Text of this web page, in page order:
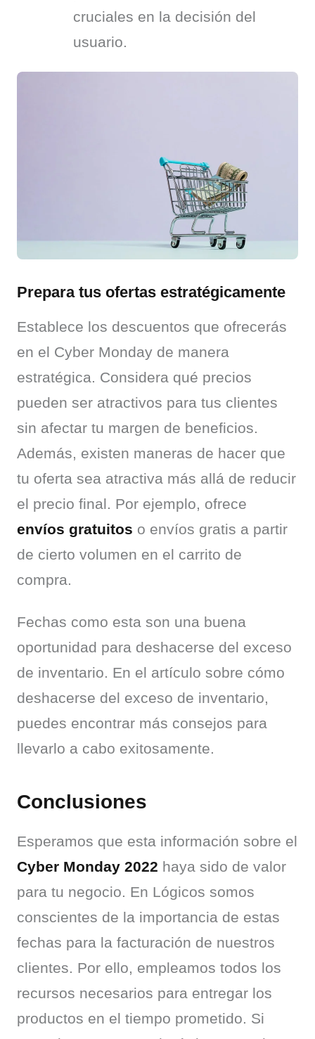
cruciales en la decisión del
usuario.
Prepara tus ofertas estratégicamente
Establece los descuentos que ofrecerás
en el Cyber Monday de manera
estratégica. Considera qué precios
pueden ser atractivos para tus clientes
sin afectar tu margen de beneficios.
Además, existen maneras de hacer que
tu oferta sea atractiva más allá de reducir
envíos gratuitos o envíos gratis a partir
de cierto volumen en el carrito de
compra.
Fechas como esta son una buena
oportunidad para deshacerse del exceso
de inventario. En el artículo sobre cómo
deshacerse del exceso de inventario,
puedes encontrar más consejos para
llevarlo a cabo exitosamente.
Conclusiones
Cyber Monday 2022 haya sido de valor
para tu negocio. En Lógicos somos
conscientes de la importancia de estas
fechas para la facturación de nuestros
clientes. Por ello, empleamos todos los
recursos necesarios para entregar los
productos en el tiempo prometido. Si